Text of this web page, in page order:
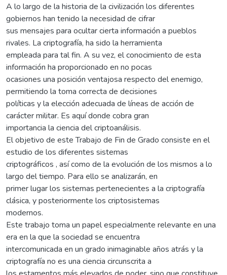
A lo largo de la historia de la civilización los diferentes
gobiernos han tenido la necesidad de cifrar
sus mensajes para ocultar cierta información a pueblos
rivales. La criptografía, ha sido la herramienta
empleada para tal fin. A su vez, el conocimiento de esta
información ha proporcionado en no pocas
ocasiones una posición ventajosa respecto del enemigo,
permitiendo la toma correcta de decisiones
políticas y la elección adecuada de líneas de acción de
carácter militar. Es aquí donde cobra gran
importancia la ciencia del criptoanálisis.
El objetivo de este Trabajo de Fin de Grado consiste en el
estudio de los diferentes sistemas
criptográficos , así como de la evolución de los mismos a lo
largo del tiempo. Para ello se analizarán, en
primer lugar los sistemas pertenecientes a la criptografía
clásica, y posteriormente los criptosistemas
modernos.
Este trabajo toma un papel especialmente relevante en una
era en la que la sociedad se encuentra
intercomunicada en un grado inimaginable años atrás y la
criptografía no es una ciencia circunscrita a